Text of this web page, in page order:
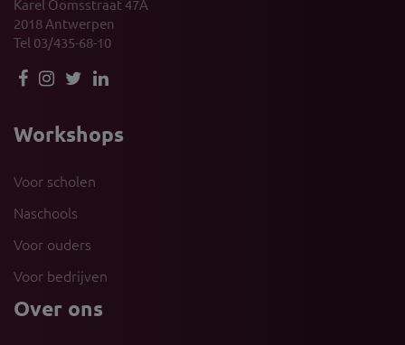
Karel Oomsstraat 47A
2018 Antwerpen
Tel 03/435-68-10
Workshops
Voor scholen
Naschools
Voor ouders
Voor bedrijven
Over ons